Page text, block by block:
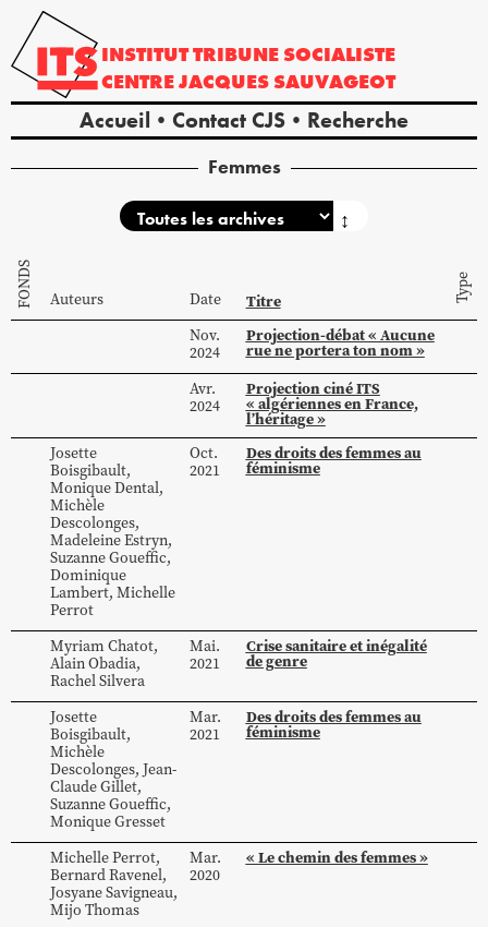
INSTITUTTRIBUNE SOCIALISTE
CENTREJACQUES SAUVAGEOT
Accueil Contact CJS Recherche
Femmes
↕
FONDS Auteurs Date Titre Type
Nov.
2024
Projection-débat « Aucune
rue ne portera ton nom »
Avr.
2024
Projection ciné ITS
« algériennes en France,
l’héritage »
Josette
Boisgibault,
MoniqueDental,
Michèle
Descolonges,
MadeleineEstryn,
SuzanneGoueffic,
Dominique
Lambert, Michelle
Perrot
Oct.
2021
Des droits des femmes au
féminisme
Myriam Chatot,
AlainObadia,
RachelSilvera
Mai.
2021
Crise sanitaire et inégalité
de genre
Josette
Boisgibault,
Michèle
Descolonges, Jean-
ClaudeGillet,
SuzanneGoueffic,
MoniqueGresset
Mar.
2021
Des droits des femmes au
féminisme
MichellePerrot,
BernardRavenel,
JosyaneSavigneau,
Mijo Thomas
Mar.
2020
« Le chemin des femmes »